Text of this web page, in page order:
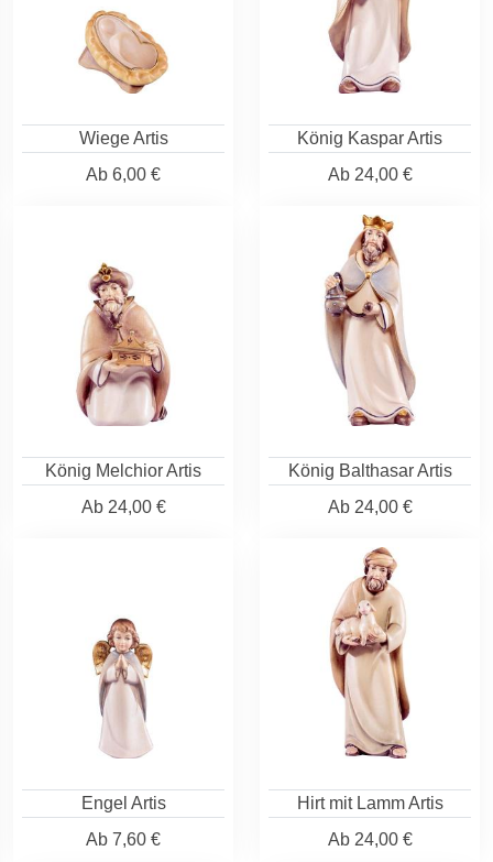
Wiege Artis
Ab 6,00 €
König Kaspar Artis
Ab24,00 €
König Melchior Artis
Ab24,00 €
König Balthasar Artis
Ab24,00 €
Engel Artis
Ab 7,60 €
Hirt mit Lamm Artis
Ab24,00 €